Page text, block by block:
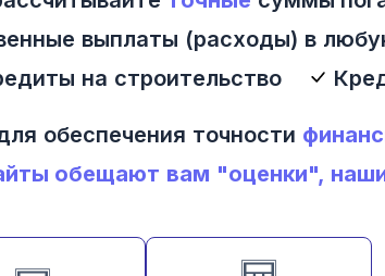
выплаты (расходы) в
на строительство
обеспечения точности
обещают вам "оценки",